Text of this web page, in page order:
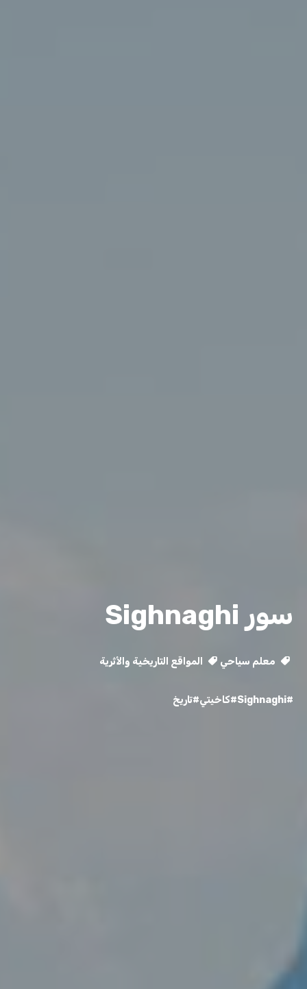
سور Sighnaghi
معلم سياحي المواقع التاريخية والأثرية
#Sighnaghi #كاخيتي#تاريخ